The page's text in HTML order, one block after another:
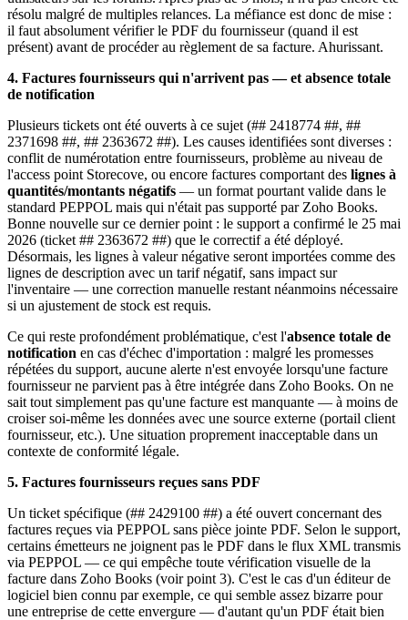
résolu malgré de multiples relances. La méfiance est donc de mise :
il faut absolument vérifier le PDF du fournisseur (quand il est
présent) avant de procéder au règlement de sa facture. Ahurissant.
4. Factures fournisseurs qui n'arrivent pas — et absence totale
de notification
Plusieurs tickets ont été ouverts à ce sujet (## 2418774 ##, ##
2371698 ##, ## 2363672 ##). Les causes identifiées sont diverses :
conflit de numérotation entre fournisseurs, problème au niveau de
l'access point Storecove, ou encore factures comportant des lignes à
quantités/montants négatifs — un format pourtant valide dans le
standard PEPPOL mais qui n'était pas supporté par Zoho Books.
Bonne nouvelle sur ce dernier point : le support a confirmé le 25 mai
2026 (ticket ## 2363672 ##) que le correctif a été déployé.
Désormais, les lignes à valeur négative seront importées comme des
lignes de description avec un tarif négatif, sans impact sur
l'inventaire — une correction manuelle restant néanmoins nécessaire
si un ajustement de stock est requis.
Ce qui reste profondément problématique, c'est l'absence totale de
notification en cas d'échec d'importation : malgré les promesses
répétées du support, aucune alerte n'est envoyée lorsqu'une facture
fournisseur ne parvient pas à être intégrée dans Zoho Books. On ne
sait tout simplement pas qu'une facture est manquante — à moins de
croiser soi-même les données avec une source externe (portail client
fournisseur, etc.). Une situation proprement inacceptable dans un
contexte de conformité légale.
5. Factures fournisseurs reçues sans PDF
Un ticket spécifique (## 2429100 ##) a été ouvert concernant des
factures reçues via PEPPOL sans pièce jointe PDF. Selon le support,
certains émetteurs ne joignent pas le PDF dans le flux XML transmis
via PEPPOL — ce qui empêche toute vérification visuelle de la
facture dans Zoho Books (voir point 3). C'est le cas d'un éditeur de
logiciel bien connu par exemple, ce qui semble assez bizarre pour
une entreprise de cette envergure — d'autant qu'un PDF était bien